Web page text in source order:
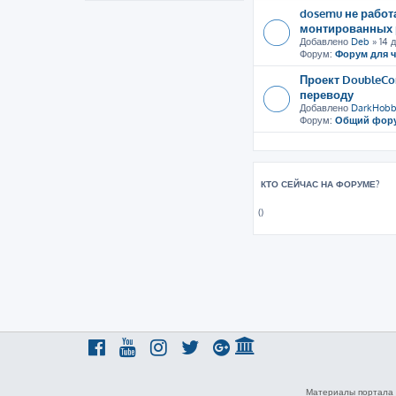
dosemu не
монтированных
Добавлено Deb » 14
Форум: Форум для
Проект
переводу
Добавлено
Форум: Общий
КТО СЕЙЧАС НА ФОРУМЕ?
()
Материалы портала